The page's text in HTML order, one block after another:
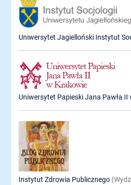
Uniwersytet Jagielloński Instytut
Uniwersytet Papieski Jana Pawła II
Instytut Zdrowia Publicznego